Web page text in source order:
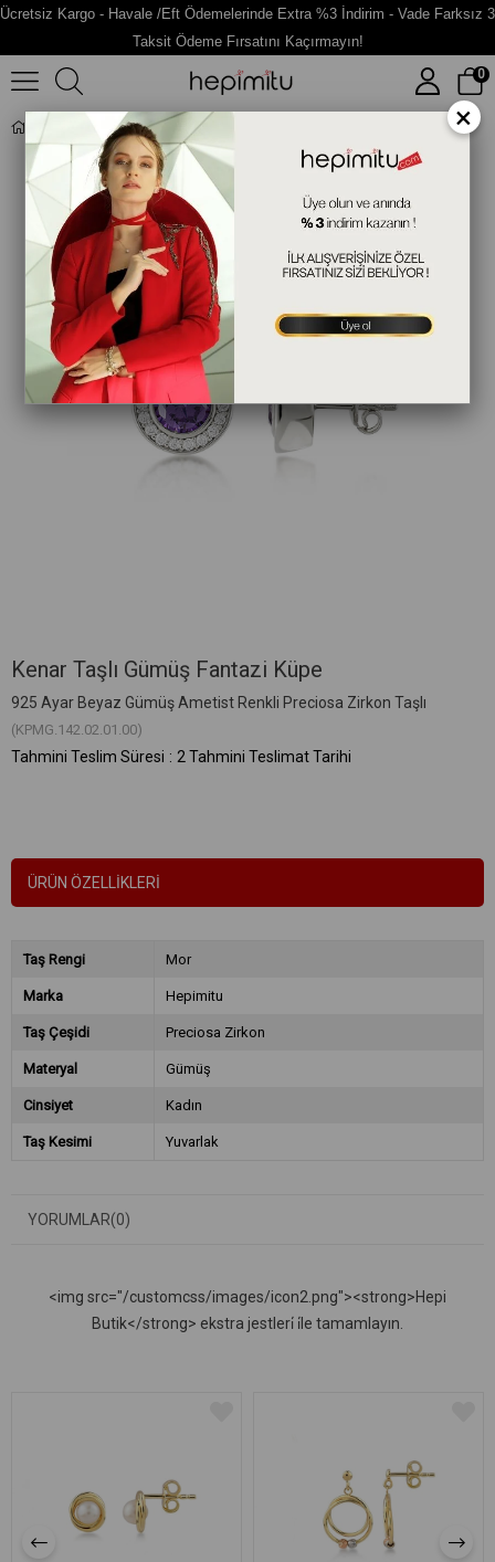
Ücretsiz Kargo - Havale /Eft Ödemelerinde Extra %3 İndirim - Vade Farksız 3
Taksit Ödeme Fırsatını Kaçırmayın!
0
Kenar Taşlı Gümüş Fantazi Küpe
Kenar Taşlı Gümüş Fantazi Küpe
925 Ayar Beyaz Gümüş Ametist Renkli Preciosa Zirkon Taşlı
(KPMG.142.02.01.00)
Tahmini Teslim Süresi : 2 Tahmini Teslimat Tarihi
ÜRÜN ÖZELLIKLERI
Taş Rengi Mor
Marka Hepimitu
Taş Çeşidi Preciosa Zirkon
Materyal Gümüş
Cinsiyet Kadın
Taş Kesimi Yuvarlak
YORUMLAR(0)
<img src="/customcss/images/icon2.png"><strong>Hepi
Butik</strong> ekstra jestleri̇ i̇le tamamlayın.
×